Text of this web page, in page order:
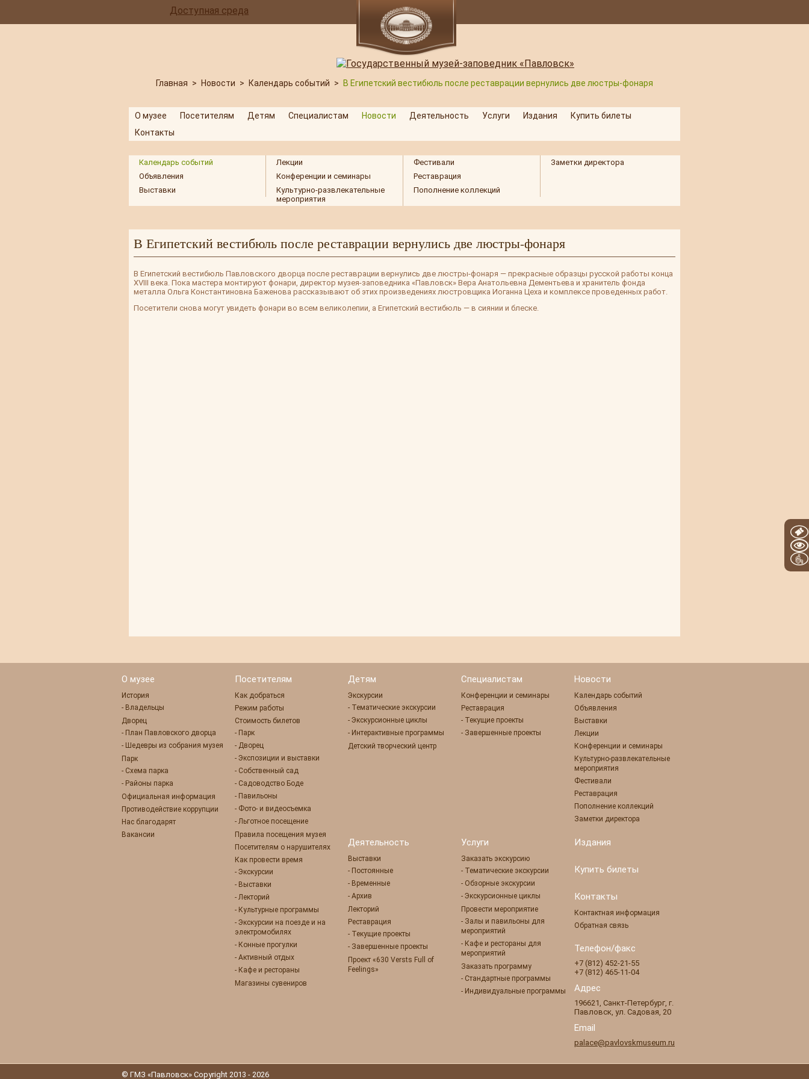
Доступная среда
Главная > Новости > Календарь событий > В Египетский вестибюль после реставрации вернулись две люстры-фонаря
О музее Посетителям Детям Специалистам Новости Деятельность Услуги Издания
Купить билеты
Контакты
Календарь событий
Объявления
Выставки
Лекции
Конференции и семинары
Культурно-развлекательные
мероприятия
Фестивали
Реставрация
Пополнение коллекций
Заметки директора
В Египетский вестибюль после реставрации вернулись две люстры-фонаря
В Египетский вестибюль Павловского дворца после реставрации вернулись две люстры-фонаря — прекрасные образцы русской работы конца
XVIII века. Пока мастера монтируют фонари, директор музея-заповедника «Павловск» Вера Анатольевна Дементьева и хранитель фонда
металла Ольга Константиновна Баженова рассказывают об этих произведениях люстровщика Иоганна Цеха и комплексе проведенных работ.
Посетители снова могут увидеть фонари во всем великолепии, а Египетский вестибюль — в сиянии и блеске.
О музее
История
- Владельцы
Дворец
- План Павловского дворца
- Шедевры из собрания музея
Парк
- Схема парка
- Районы парка
Официальная информация
Противодействие коррупции
Нас благодарят
Вакансии
Посетителям
Как добраться
Режим работы
Стоимость билетов
- Парк
- Дворец
- Экспозиции и выставки
- Собственный сад
- Садоводство Боде
- Павильоны
- Фото- и видеосъемка
- Льготное посещение
Правила посещения музея
Посетителям о нарушителях
Как провести время
- Экскурсии
- Выставки
- Лекторий
- Культурные программы
- Экскурсии на поезде и на
электромобилях
- Конные прогулки
- Активный отдых
- Кафе и рестораны
Магазины сувениров
Детям
Экскурсии
- Тематические экскурсии
- Экскурсионные циклы
- Интерактивные программы
Детский творческий центр
Специалистам
Конференции и семинары
Реставрация
- Текущие проекты
- Завершенные проекты
Новости
Календарь событий
Объявления
Выставки
Лекции
Конференции и семинары
Культурно-развлекательные
мероприятия
Фестивали
Реставрация
Пополнение коллекций
Заметки директора
Деятельность
Выставки
- Постоянные
- Временные
- Архив
Лекторий
Реставрация
- Текущие проекты
- Завершенные проекты
Проект «630 Versts Full of
Feelings»
Услуги
Заказать экскурсию
- Тематические экскурсии
- Обзорные экскурсии
- Экскурсионные циклы
Провести мероприятие
- Залы и павильоны для
мероприятий
- Кафе и рестораны для
мероприятий
Заказать программу
- Стандартные программы
- Индивидуальные программы
Издания
Купить билеты
Контакты
Контактная информация
Обратная связь
Телефон/факс
+7 (812) 452-21-55
+7 (812) 465-11-04
Адрес
196621 Санкт-Петербург г.
Павловск ул. Садовая, 20
Email
palace@pavlovskmuseum.ru
© ГМЗ «Павловск» Copyright 2013 - 2026